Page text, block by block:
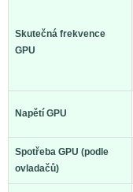
Skutečná frekvence
GPU
Napětí GPU
Spotřeba GPU (podle
ovladačů)